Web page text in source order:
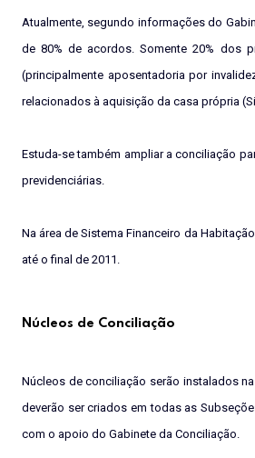
Atualmente, segundo informações do
de 80% de acordos. Somente 20% dos
(principalmente aposentadoria por
relacionados à aquisição da casa própria
Estuda-se também ampliar a conciliação
previdenciárias.
Na área de Sistema Financeiro da
até o final de 2011.
Núcleos de Conciliação
Núcleos de conciliação serão instalados
deverão ser criados em todas as
com o apoio do Gabinete da Conciliação.